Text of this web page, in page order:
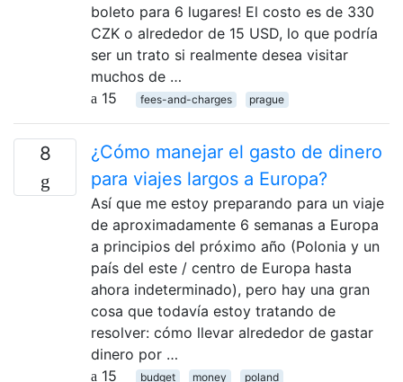
boleto para 6 lugares! El costo es de 330
CZK o alrededor de 15 USD, lo que podría
ser un trato si realmente desea visitar
muchos de …
15
fees-and-charges prague
8
¿Cómo manejar el gasto de dinero
para viajes largos a Europa?
Así que me estoy preparando para un viaje
de aproximadamente 6 semanas a Europa
a principios del próximo año (Polonia y un
país del este / centro de Europa hasta
ahora indeterminado), pero hay una gran
cosa que todavía estoy tratando de
resolver: cómo llevar alrededor de gastar
dinero por …
15
budget money poland